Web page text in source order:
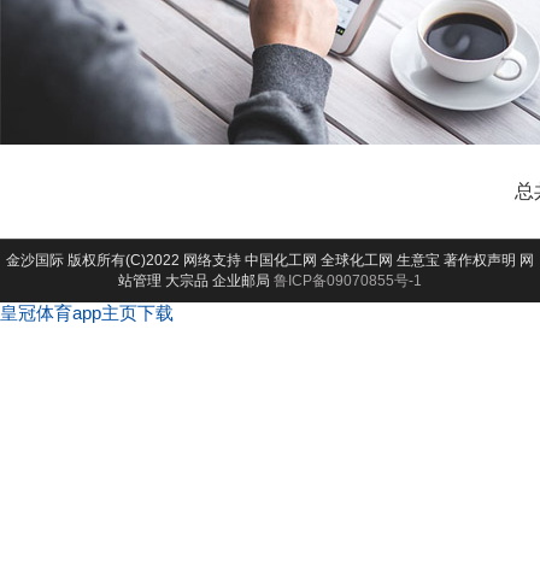
总
金沙国际 版权所有(C)2022 网络支持 中国化工网 全球化工网 生意宝 著作权声明 网
站管理 大宗品 企业邮局 鲁ICP备09070855号-1
皇冠体育app主页下载